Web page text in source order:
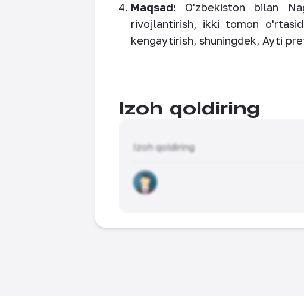
Maqsad: O'zbekiston bilan
rivojlantirish, ikki tomon
kengaytirish, shuningdek, Ayti
Izoh qoldiring
Izoh qoldiring